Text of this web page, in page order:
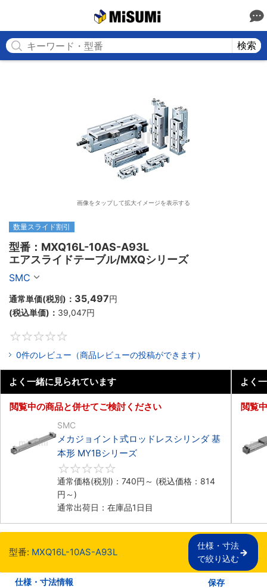
検索
画像をタップして拡大イメージを表示する
数量スライド割引
型番：MXQ16L-10AS-A93L
エアスライドテーブル/MXQシリーズ
SMC
通常単価(税別)： 35,497円
(税込単価)： 39,047円
0件のレビュー（商品レビューの投稿ができます）
よく一緒に見られています
閲覧中の商品と併せてご検討ください
SMC
メカジョイント式ロッドレスシリンダ 基
本形 MY1Bシリーズ
通常価格(税別)： 740円 ～ (税込価格： 814
円 ～)
通常出荷日：在庫品1日目
よく
閲覧
型番: MXQ16L-10AS-A93L
仕様・寸法
で絞り込む
仕様・寸法情報 保存